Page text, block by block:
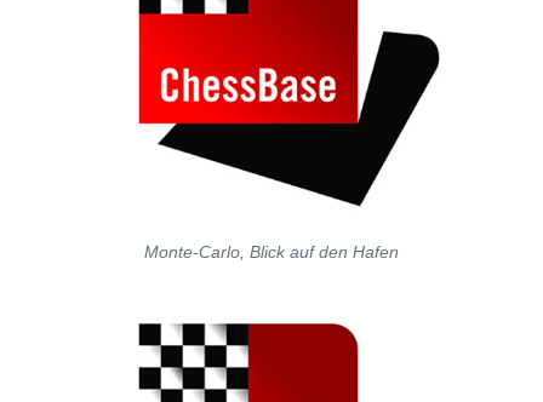
Monte-Carlo, Blick auf den Hafen